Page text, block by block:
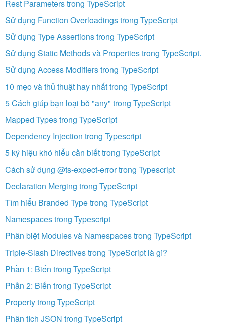
Rest Parameters trong TypeScript
Sử dụng Function Overloadings trong TypeScript
Sử dụng Type Assertions trong TypeScript
Sử dụng Static Methods và Properties trong TypeScript.
Sử dụng Access Modifiers trong TypeScript
10 mẹo và thủ thuật hay nhất trong TypeScript
5 Cách giúp bạn loại bỏ "any" trong TypeScript
Mapped Types trong TypeScript
Dependency Injection trong Typescript
5 ký hiệu khó hiểu cần biết trong TypeScript
Cách sử dụng @ts-expect-error trong Typescript
Declaration Merging trong TypeScript
Tìm hiểu Branded Type trong TypeScript
Namespaces trong Typescript
Phân biệt Modules và Namespaces trong TypeScript
Triple-Slash Directives trong TypeScript là gì?
Phần 1: Biến trong TypeScript
Phần 2: Biến trong TypeScript
Property trong TypeScript
Phân tích JSON trong TypeScript